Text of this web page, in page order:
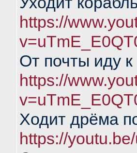
https://
От почты иду
https://
Ходит дрёма
https://